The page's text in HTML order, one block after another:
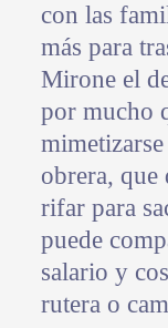
con las
más para
Mirone el
por mucho
obrera, que
rifar para
puede
salario y
rutera o